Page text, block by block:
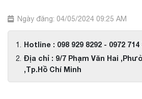
Ngày đăng: 04/05/2024 09:25 AM
Hotline : 098 929 8292 - 0972 714
Địa chỉ : 9/7 Phạm Văn Hai
,Tp.Hồ Chí Minh